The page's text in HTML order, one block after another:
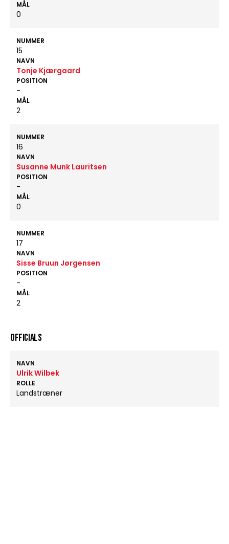
MÅL
0
NUMMER
15
NAVN
Tonje Kjærgaard
POSITION
-
MÅL
2
NUMMER
16
NAVN
Susanne Munk Lauritsen
POSITION
-
MÅL
0
NUMMER
17
NAVN
Sisse Bruun Jørgensen
POSITION
-
MÅL
2
OFFICIALS
NAVN
Ulrik Wilbek
ROLLE
Landstræner